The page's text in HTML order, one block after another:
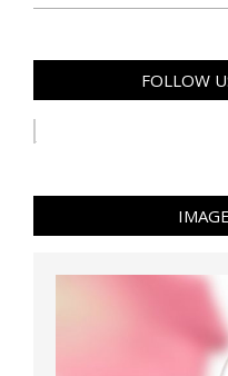
FOLLOW